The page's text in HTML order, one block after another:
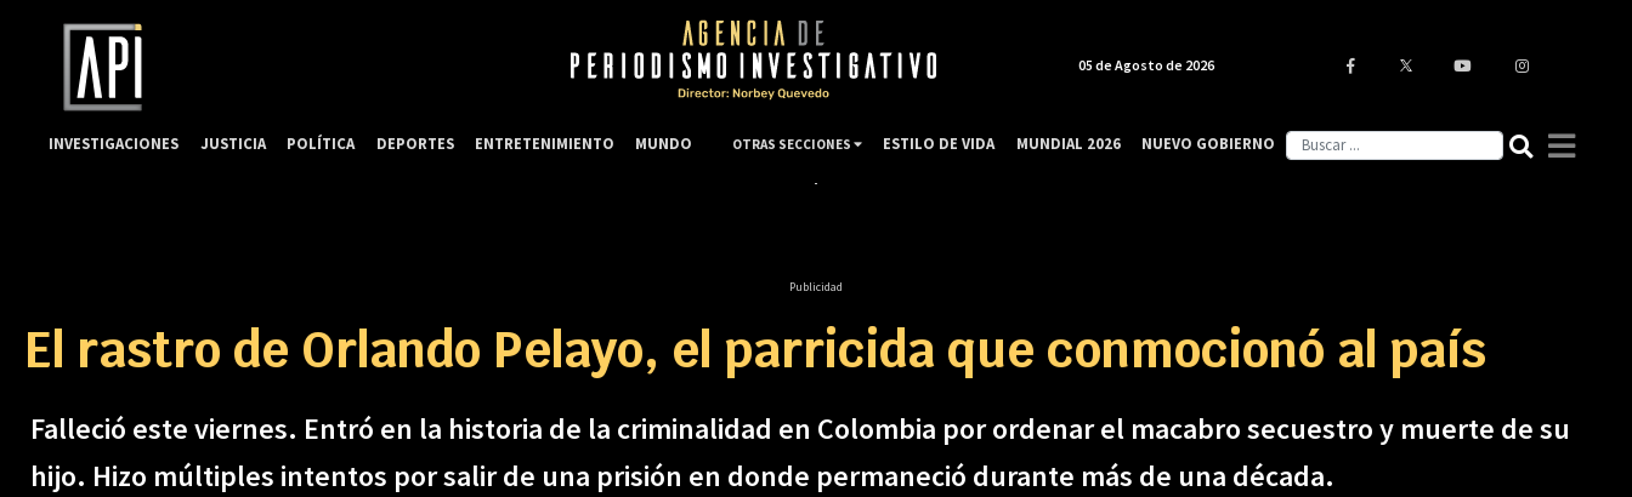
Publicidad
El rastro de Orlando Pelayo, el parricida que conmocionó al país
Falleció este viernes. Entró en la historia de la criminalidad en Colombia por ordenar el macabro secuestro y muerte de su
hijo. Hizo múltiples intentos por salir de una prisión en donde permaneció durante más de una década.
05 de Agosto de 2026
INVESTIGACIONES JUSTICIA POLÍTICA DEPORTES ENTRETENIMIENTO MUNDO OTRAS SECCIONES ESTILO DE VIDA MUNDIAL 2026 NUEVO GOBIERNO